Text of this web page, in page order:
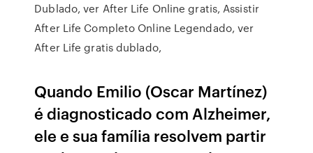
Dublado, ver After Life Online gratis, Assistir
After Life Completo Online Legendado, ver
After Life gratis dublado,
Quando Emilio (Oscar Martínez)
é diagnosticado com Alzheimer,
ele e sua família resolvem partir